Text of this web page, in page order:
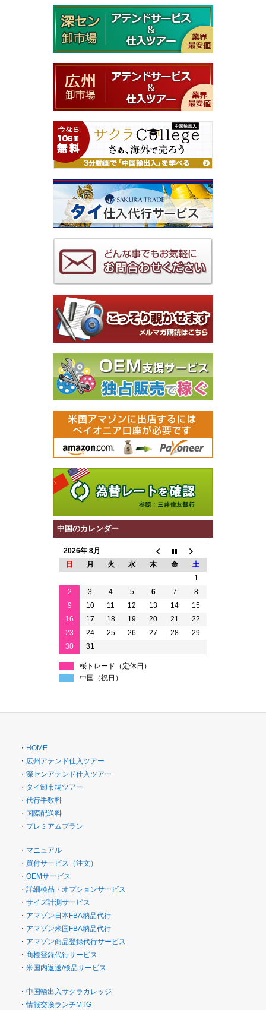
中国のカレンダー
2026年 8月
日
月 火 水 木 金
土
1
2
3 4 5 6 7
8
9
10 11 12 13 14
15
16
17 18 19 20 21
22
23
24 25 26 27 28
29
30
31
桜トレード（定休日）
中国（祝日）
・ HOME
・ 広州アテンド仕入ツアー
・ 深センアテンド仕入ツアー
・ タイ卸市場ツアー
・ 代行手数料
・ 国際配送料
・ プレミアムプラン
・ マニュアル
・ 買付サービス（注文）
・ OEMサービス
・ 詳細検品・オプションサービス
・ サイズ計測サービス
・ アマゾン日本FBA納品代行
・ アマゾン米国FBA納品代行
・ アマゾン商品登録代行サービス
・ 商標登録代行サービス
・ 米国内返送/検品サービス
・ 中国輸出入サクラカレッジ
・情報交換ランチMTG